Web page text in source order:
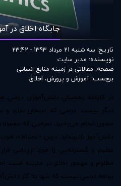
جايگاه اخلاق در
تاریخ: سه شنبه 21 مرداد 1393 - 23:42
نویسنده: مدير سايت
صفحه: مقالاتی در زمينه منابع انسانی
برچسب: آموزش و پرورش، اخلاق
در كارنامه تحصيلي دانش‌آموزان
ديگر نيست. درسي كه امتحان ندارد و
معاون انجام مي‌پذيرد. نمره‌يي كه معمولا
دانش‌آموز تاثيرندارد. درس «انضباط»،
عظيم و گسترده‌يي را مورد ارزيابي
مظلوم و مهجور اخلاق در مدرسه است.
برنامه درسي نيست كه تنها به كار